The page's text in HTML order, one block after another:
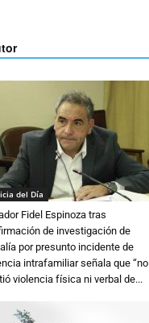
del Día
Fidel Espinoza tras
de investigación de
por presunto incidente de
intrafamiliar señala que “no
violencia física ni verbal de...